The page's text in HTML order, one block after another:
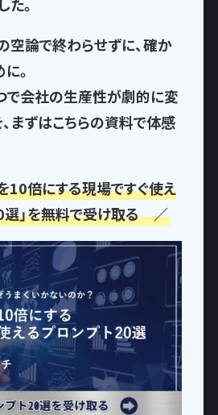
空論で終わらせずに、確か
。
で会社の生産性が劇的に変
まずはこちらの資料で体感
倍にする現場ですぐ使え
選」を無料で受け取る ／